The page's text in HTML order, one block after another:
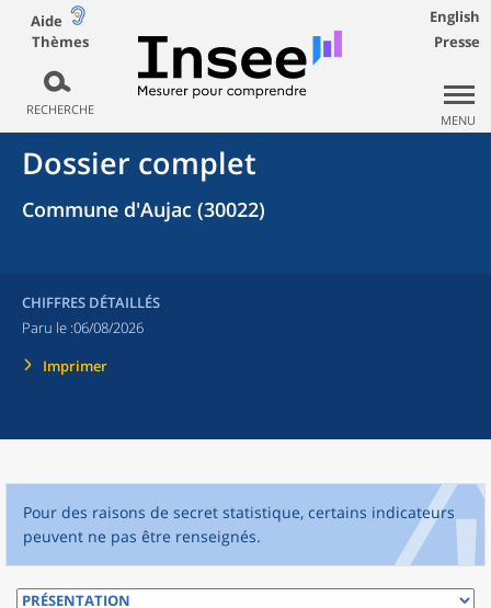
Aide
Thèmes
RECHERCHE
English
Presse
MENU
Dossier complet
Commune d'Aujac (30022)
CHIFFRES DÉTAILLÉS
Paru le :06/08/2026
Imprimer
Pour des raisons de secret statistique, certains indicateurs
peuvent ne pas être renseignés.